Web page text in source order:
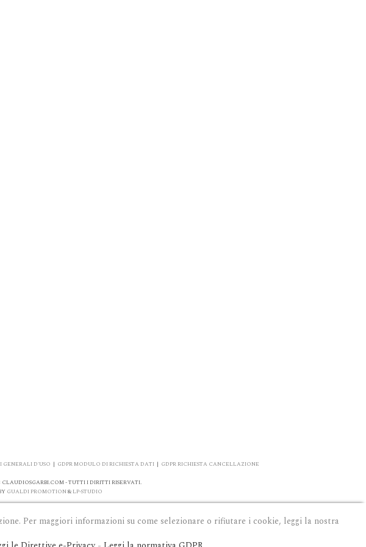
D'USO | GDPR MODULO DI RICHIESTA DATI | GDPR RICHIESTA CANCELLAZIONE
- TUTTI I DIRITTI RISERVATI.
GUALDI PROMOTION & LP-STUDIO
Per maggiori informazioni su come selezionare o rifiutare i cookie, leggi la nostra